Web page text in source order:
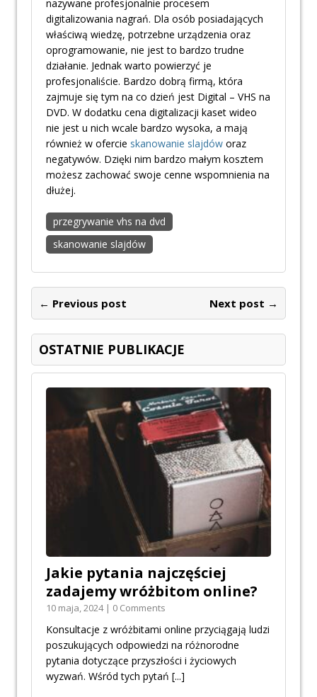
nazywane profesjonalnie procesem
digitalizowania nagrań. Dla osób posiadających
właściwą wiedzę, potrzebne urządzenia oraz
oprogramowanie, nie jest to bardzo trudne
działanie. Jednak warto powierzyć je
profesjonaliście. Bardzo dobrą firmą, która
zajmuje się tym na co dzień jest Digital – VHS na
DVD. W dodatku cena digitalizacji kaset wideo
nie jest u nich wcale bardzo wysoka, a mają
również w ofercie skanowanie slajdów oraz
negatywów. Dzięki nim bardzo małym kosztem
możesz zachować swoje cenne wspomnienia na
dłużej.
przegrywanie vhs na dvd
skanowanie slajdów
← Previous post Next post →
OSTATNIE PUBLIKACJE
Jakie pytania najczęściej
zadajemy wróżbitom online?
10 maja, 2024 | 0 Comments
Konsultacje z wróżbitami online przyciągają ludzi
poszukujących odpowiedzi na różnorodne
pytania dotyczące przyszłości i życiowych
wyzwań. Wśród tych pytań [...]